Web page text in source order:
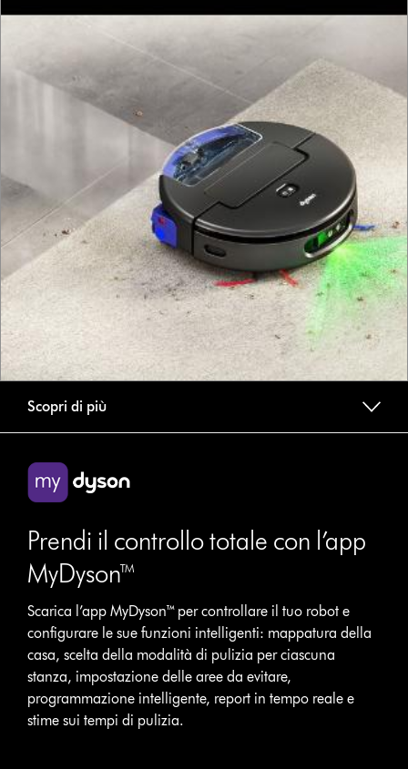
Scopri di più
Prendi il controllo totale con l’app
MyDyson™
Scarica l’app MyDyson™ per controllare il tuo robot e
configurare le sue funzioni intelligenti: mappatura della
casa, scelta della modalità di pulizia per ciascuna
stanza, impostazione delle aree da evitare,
programmazione intelligente, report in tempo reale e
stime sui tempi di pulizia.